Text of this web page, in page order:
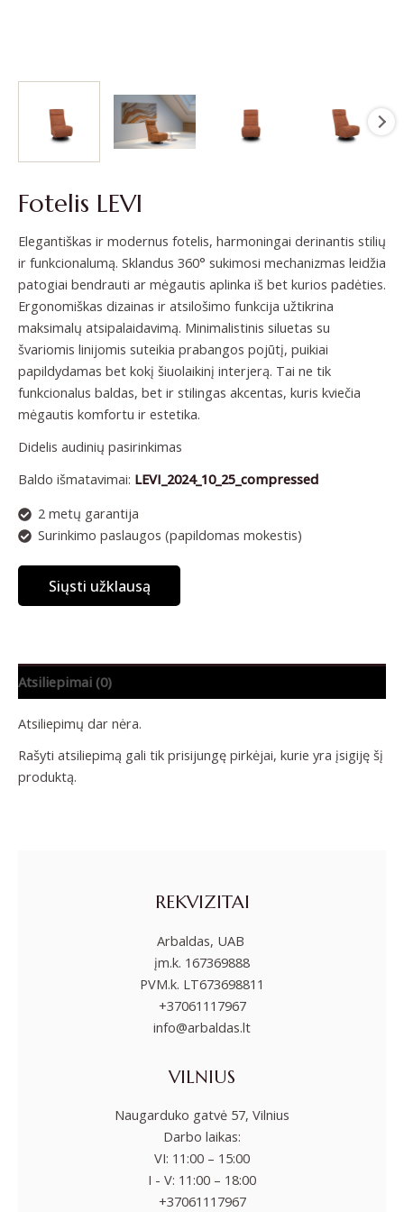
Fotelis LEVI
Elegantiškas ir modernus fotelis, harmoningai derinantis stilių
ir funkcionalumą. Sklandus 360° sukimosi mechanizmas leidžia
patogiai bendrauti ar mėgautis aplinka iš bet kurios padėties.
Ergonomiškas dizainas ir atsilošimo funkcija užtikrina
maksimalų atsipalaidavimą. Minimalistinis siluetas su
švariomis linijomis suteikia prabangos pojūtį, puikiai
papildydamas bet kokį šiuolaikinį interjerą. Tai ne tik
funkcionalus baldas, bet ir stilingas akcentas, kuris kviečia
mėgautis komfortu ir estetika.
Didelis audinių pasirinkimas
Baldo išmatavimai: LEVI_2024_10_25_compressed
2 metų garantija
Surinkimo paslaugos (papildomas mokestis)
Siųsti užklausą
Atsiliepimai (0)
Atsiliepimų dar nėra.
Rašyti atsiliepimą gali tik prisijungę pirkėjai, kurie yra įsigiję šį
produktą.
REKVIZITAI
Arbaldas, UAB
įm.k. 167369888
PVM.k. LT673698811
+37061117967
info@arbaldas.lt
VILNIUS
Naugarduko gatvė 57, Vilnius
Darbo laikas:
VI: 11:00 – 15:00
I - V: 11:00 – 18:00
+37061117967